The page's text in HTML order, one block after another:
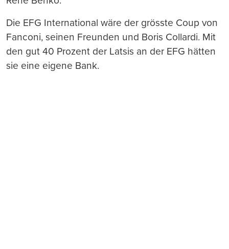
Die EFG International wäre der grösste Coup von
Fanconi, seinen Freunden und Boris Collardi. Mit
den gut 40 Prozent der Latsis an der EFG hätten
sie eine eigene Bank.